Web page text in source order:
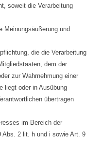
soweit die Verarbeitung
Meinungsäußerung und
die die Verarbeitung
dem der
zur Wahrnehmung einer
liegt oder in Ausübung
übertragen
im Bereich der
Abs. 2 lit. h und i sowie Art. 9